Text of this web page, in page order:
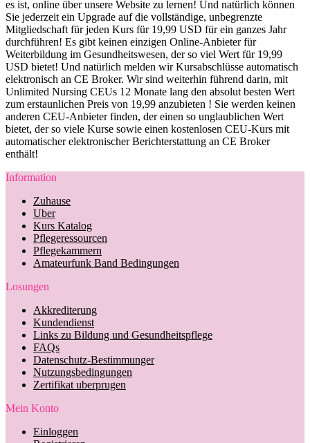
es ist, online über unsere Website zu lernen! Und natürlich können
Sie jederzeit ein Upgrade auf die vollständige, unbegrenzte
Mitgliedschaft für jeden Kurs für 19,99 USD für ein ganzes Jahr
durchführen! Es gibt keinen einzigen Online-Anbieter für
Weiterbildung im Gesundheitswesen, der so viel Wert für 19,99
USD bietet! Und natürlich melden wir Kursabschlüsse automatisch
elektronisch an CE Broker. Wir sind weiterhin führend darin, mit
Unlimited Nursing CEUs 12 Monate lang den absolut besten Wert
zum erstaunlichen Preis von 19,99 anzubieten ! Sie werden keinen
anderen CEU-Anbieter finden, der einen so unglaublichen Wert
bietet, der so viele Kurse sowie einen kostenlosen CEU-Kurs mit
automatischer elektronischer Berichterstattung an CE Broker
enthält!
Information
Zuhause
Uber
Kurs Katalog
Pflegeressourcen
Pflegekammern
Amateurfunk Band Bedingungen
Losungen
Akkrediterung
Kundendienst
Links zu Bildung und Gesundheitspflege
FAQs
Datenschutz-Bestimmunger
Nutzungsbedingungen
Zertifikat uberprugen
Mein Konto
Einloggen